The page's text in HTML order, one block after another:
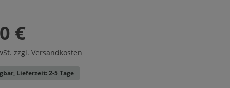
€
zzgl. Versandkosten
Lieferzeit: 2-5 Tage